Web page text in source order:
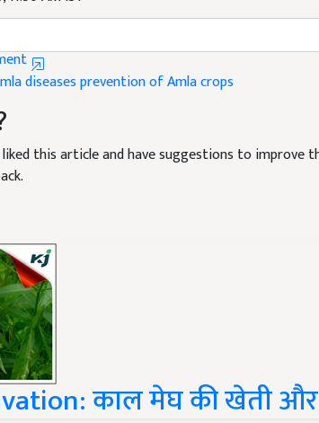
diseases prevention of Amla crops
liked this article and have suggestions to improve
काल मेघ की खेती और